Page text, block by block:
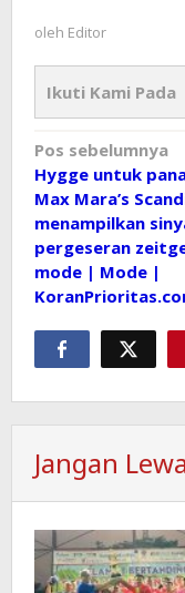
oleh Editor
Ikuti Kami Pada
Navigasi
pos
Pos sebelumnya
Hygge untuk
Max Mara’s
menampilkan
pergeseran
mode | Mode |
Jangan